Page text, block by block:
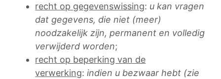
recht op gegevenswissing: u kan vragen
dat gegevens, die niet (meer)
noodzakelijk zijn, permanent en volledig
verwijderd worden;
recht op beperking van de
verwerking:indien u bezwaar hebt (zie